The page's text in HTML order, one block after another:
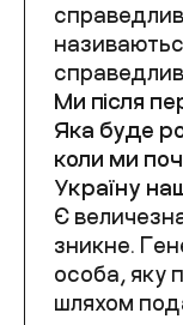
Ми після
Яка буде
коли ми
Україну
Є
зникне.
особа, яку
шляхом